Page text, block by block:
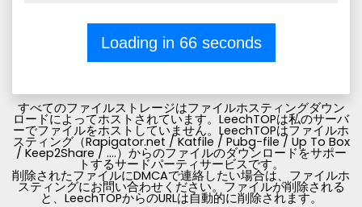
Loading in 66seconds
すべてのファイルストレージはファイルホスティングダウン
ロードによってホストされています。LeechTOPは私のサーバ
ーでファイルをホストしていません。LeechTOPはファイルホ
スティング（Rapigator.net / Katfile / Pubg-file / Up To Box
/ Keep2Share / ....）からのファイルのダウンロードをサポー
トするサードパーティサービスです。
削除されたファイルにDMCAで連絡したい場合は、ファイルホ
スティングにお問い合わせください。ファイルが削除される
と、LeechTOPからのURLは自動的に削除されます。